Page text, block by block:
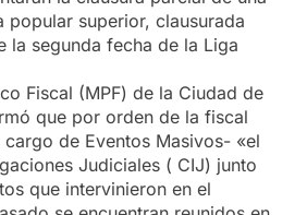
popular superior, clausurada
la segunda fecha de la Liga
Fiscal (MPF) de la Ciudad de
que por orden de la fiscal
cargo de Eventos Masivos- «el
Judiciales ( CIJ) junto
que intervinieron en el